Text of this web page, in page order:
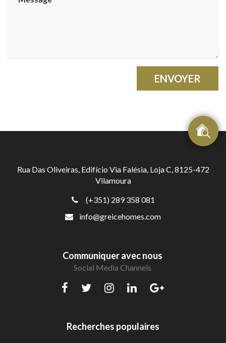
ENVOYER
Rua Das Oliveiras, Edifício Via Falésia, Loja C, 8125-472
Vilamoura
(+351) 289 358 081
info@greicehomes.com
Communiquer avec nous
Social Media Channels
Recherches populaires